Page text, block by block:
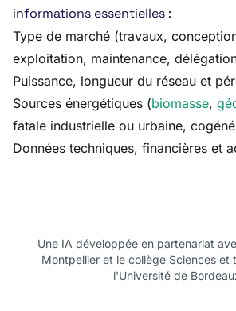
informations essentielles :
Type de marché (travaux,
exploitation, maintenance,
Puissance, longueur du réseau et
Sources énergétiques (biomasse,
fatale industrielle ou urbaine,
Données techniques, financières et
Une IA développée en partenariat
Montpellier et le collège Sciences et
l'Université de